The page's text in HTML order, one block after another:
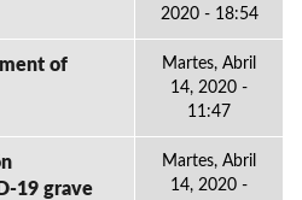
2020 - 18:54
of
Martes, Abril
14, 2020 -
11:47
19 grave
Martes, Abril
14, 2020 -